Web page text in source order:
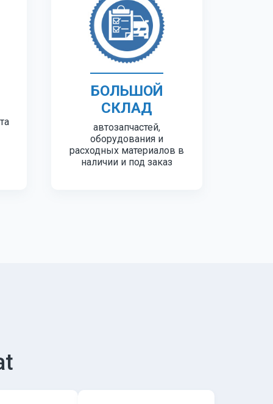
БОЛЬШОЙ
СКЛАД
автозапчастей,
оборудования и
расходных материалов в
наличии и под заказ